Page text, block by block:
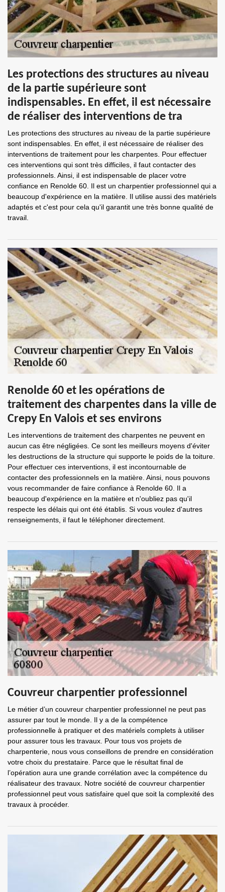
Les protections des structures au niveau
de la partie supérieure sont
indispensables. En effet, il est nécessaire
de réaliser des interventions de tra
Les protections des structures au niveau de la partie supérieure
sont indispensables. En effet, il est nécessaire de réaliser des
interventions de traitement pour les charpentes. Pour effectuer
ces interventions qui sont très difficiles, il faut contacter des
professionnels. Ainsi, il est indispensable de placer votre
confiance en Renolde 60. Il est un charpentier professionnel qui a
beaucoup d'expérience en la matière. Il utilise aussi des matériels
adaptés et c'est pour cela qu'il garantit une très bonne qualité de
travail.
Renolde 60 et les opérations de
traitement des charpentes dans la ville de
Crepy En Valois et ses environs
Les interventions de traitement des charpentes ne peuvent en
aucun cas être négligées. Ce sont les meilleurs moyens d'éviter
les destructions de la structure qui supporte le poids de la toiture.
Pour effectuer ces interventions, il est incontournable de
contacter des professionnels en la matière. Ainsi, nous pouvons
vous recommander de faire confiance à Renolde 60. Il a
beaucoup d'expérience en la matière et n'oubliez pas qu'il
respecte les délais qui ont été établis. Si vous voulez d'autres
renseignements, il faut le téléphoner directement.
Couvreur charpentier professionnel
Le métier d’un couvreur charpentier professionnel ne peut pas
assurer par tout le monde. Il y a de la compétence
professionnelle à pratiquer et des matériels complets à utiliser
pour assurer tous les travaux. Pour tous vos projets de
charpenterie, nous vous conseillons de prendre en considération
votre choix du prestataire. Parce que le résultat final de
l’opération aura une grande corrélation avec la compétence du
réalisateur des travaux. Notre société de couvreur charpentier
professionnel peut vous satisfaire quel que soit la complexité des
travaux à procéder.